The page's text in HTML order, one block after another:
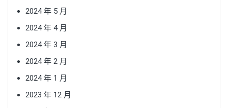
2024 年 5 月
2024 年 4 月
2024 年 3 月
2024 年 2 月
2024 年 1 月
2023 年 12 月